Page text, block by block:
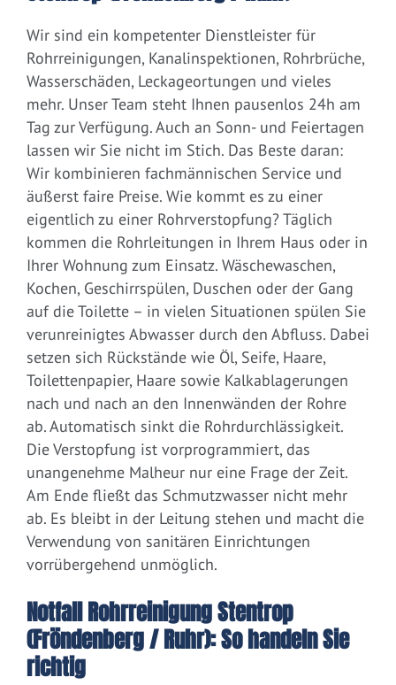
Wir sind ein kompetenter Dienstleister für
Rohrreinigungen, Kanalinspektionen, Rohrbrüche,
Wasserschäden, Leckageortungen und vieles
mehr. Unser Team steht Ihnen pausenlos 24h am
Tag zur Verfügung. Auch an Sonn- und Feiertagen
lassen wir Sie nicht im Stich. Das Beste daran:
Wir kombinieren fachmännischen Service und
äußerst faire Preise. Wie kommt es zu einer
eigentlich zu einer Rohrverstopfung? Täglich
kommen die Rohrleitungen in Ihrem Haus oder in
Ihrer Wohnung zum Einsatz. Wäschewaschen,
Kochen, Geschirrspülen, Duschen oder der Gang
auf die Toilette – in vielen Situationen spülen Sie
verunreinigtes Abwasser durch den Abfluss. Dabei
setzen sich Rückstände wie Öl, Seife, Haare,
Toilettenpapier, Haare sowie Kalkablagerungen
nach und nach an den Innenwänden der Rohre
ab. Automatisch sinkt die Rohrdurchlässigkeit.
Die Verstopfung ist vorprogrammiert, das
unangenehme Malheur nur eine Frage der Zeit.
Am Ende fließt das Schmutzwasser nicht mehr
ab. Es bleibt in der Leitung stehen und macht die
Verwendung von sanitären Einrichtungen
vorrübergehend unmöglich.
Notfall Rohrreinigung Stentrop
(Fröndenberg / Ruhr): So handeln Sie
richtig